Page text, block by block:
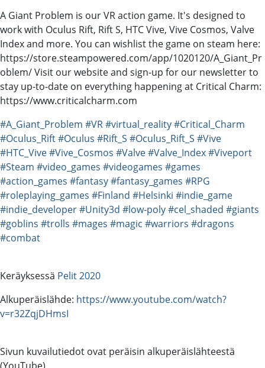
A Giant Problem is our VR action game. It's designed to
work with Oculus Rift, Rift S, HTC Vive, Vive Cosmos, Valve
Index and more. You can wishlist the game on steam here:
https://store.steampowered.com/app/1020120/A_Giant_Pr
oblem/ Visit our website and sign-up for our newsletter to
stay up-to-date on everything happening at Critical Charm:
https://www.criticalcharm.com
#A_Giant_Problem #VR#virtual_reality#Critical_Charm
#Oculus_Rift#Oculus #Rift_S #Oculus_Rift_S #Vive
#HTC_Vive#Vive_Cosmos #Valve#Valve_Index#Viveport
#Steam #video_games #videogames #games
#action_games #fantasy#fantasy_games #RPG
#roleplaying_games #Finland #Helsinki #indie_game
#indie_developer#Unity3d #low-poly#cel_shaded #giants
#goblins #trolls #mages #magic #warriors #dragons
#combat
Keräyksessä Pelit 2020
Alkuperäislähde: https://www.youtube.com/watch?
v=r32ZqjDHmsI
Sivun kuvailutiedot ovat peräisin alkuperäislähteestä